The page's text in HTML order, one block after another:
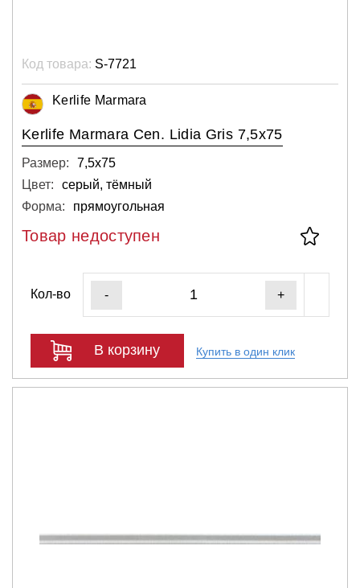
Код товара: S-7721
Kerlife Marmara
Kerlife Marmara Cen. Lidia Gris 7,5x75
Размер:
7,5х75
Цвет:
серый, тёмный
Форма:
прямоугольная
Товар недоступен
Кол-во - +
В корзину Купить в один клик